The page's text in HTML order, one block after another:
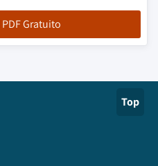
PDF Gratuito
Top